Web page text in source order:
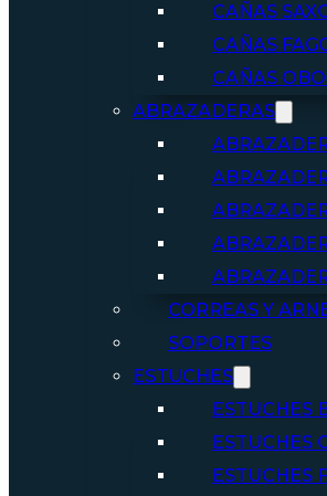
CAÑAS
CAÑAS
CAÑAS
ABRAZADERAS
CORREAS Y
SOPORTES
ESTUCHES
ESTUCHES
ESTUCHES
ESTUCHES